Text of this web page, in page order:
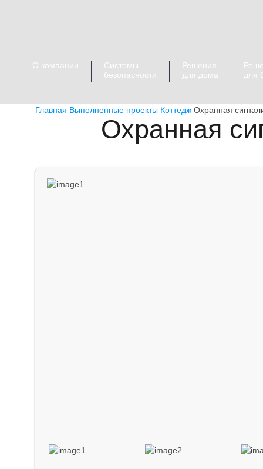
О компании
Системы
безопасности
Решения
для дома
для
Главная Выполненные проекты Коттедж Охранная
Охранная